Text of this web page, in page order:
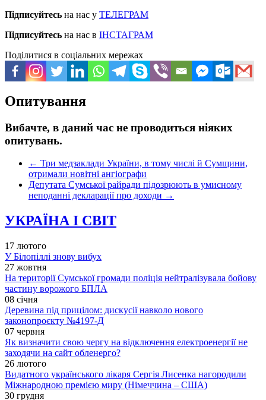
Підписуйтесь на нас у ТЕЛЕГРАМ
Підписуйтесь на нас в ІНСТАГРАМ
Поділитися в соціальних мережах
Опитування
Вибачте, в даний час не проводиться ніяких
опитувань.
← Три медзаклади України, в тому числі й Сумщини,
отримали новітні ангіографи
Депутата Сумської райради підозрюють в умисному
неподанні декларації про доходи →
УКРАЇНА І СВІТ
17 лютого
У Білопіллі знову вибух
27 жовтня
На території Сумської громади поліція нейтралізувала бойову
частину ворожого БПЛА
08 січня
Деревина під прицілом: дискусії навколо нового
законопроєкту №4197-Д
07 червня
Як визначити свою чергу на відключення електроенергії не
заходячи на сайт обленерго?
26 лютого
Видатного українського лікаря Сергія Лисенка нагородили
Міжнародною премією миру (Німеччина – США)
30 грудня